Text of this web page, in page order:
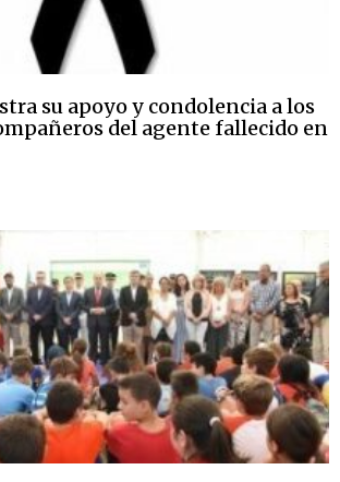
su apoyo y condolencia a los
del agente fallecido en